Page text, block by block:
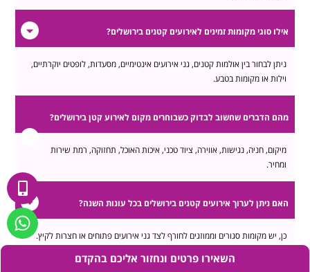
השאירו פרטים ונחזור אליכם בהקדם
אילו סוגי מקומות זמינים לאירועים קטנים בירושלים?
ניתן לבחור בין אולמות קטנים, גני אירועים אינטימיים, מסעדות, לופטים יוקרתיים,
וילות או מקומות בטבע.
מהם הדברים שחשוב לבדוק כשבוחרים מקום לאירוע קטן בירושלים?
מיקום, חניה, נגישות, אווירה, ציוד טכני, איכות האוכל, תחזוקה, רמת שירות
ומחיר.
האם ניתן לערוך אירועים קטנים בירושלים בכל עונות השנה?
כן, יש מקומות סגורים וממוזגים לחורף לצד גני אירועים פתוחים או חצרות לקיץ.